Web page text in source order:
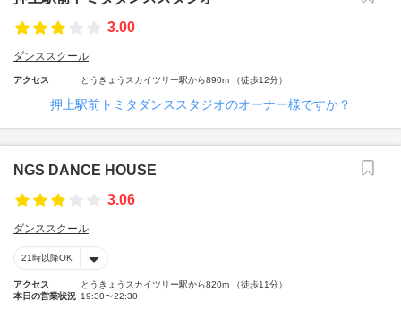
3.00
ダンススクール
アクセス とうきょうスカイツリー駅から890m （徒歩12分）
押上駅前トミタダンススタジオのオーナー様ですか？
NGS DANCE HOUSE
3.06
ダンススクール
21時以降OK
アクセス
とうきょうスカイツリー駅から820m （徒歩11分）
本日の営業状況 19:30〜22:30